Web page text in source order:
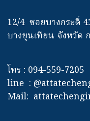
12/4 ซอยบางกร
บางขุนเทียน จังหวัด
โทร : 094-559-7205
line :
Mail: